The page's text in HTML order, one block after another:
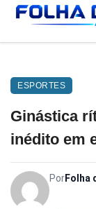
ESPORTES
Ginástica
inédito em
PorFolha